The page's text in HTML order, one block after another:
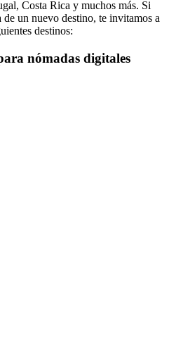
Costa Rica y muchos más. Si
un nuevo destino, te invitamos a
destinos:
nómadas digitales